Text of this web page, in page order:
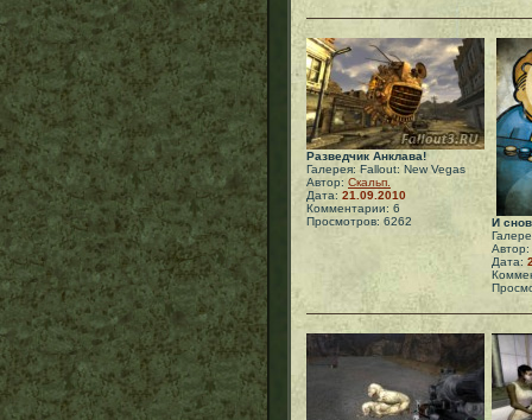
Разведчик Анклава!
Галерея: Fallout: New Vegas
Автор: Скальп.
Дата: 21.09.2010
Комментарии: 6
Просмотров: 6262
И
Автор:
Дата: